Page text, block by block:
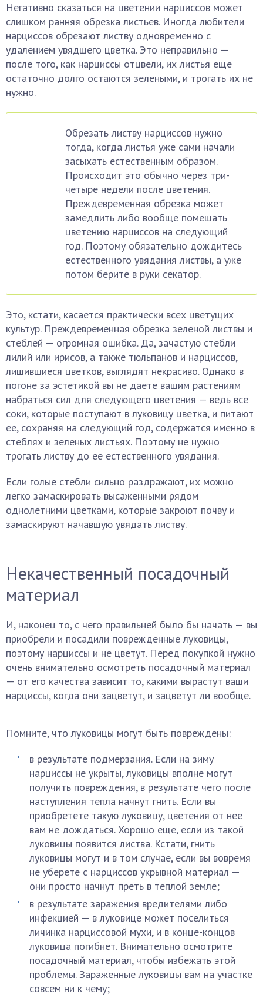
Негативно сказаться на цветении нарциссов может
слишком ранняя обрезка листьев. Иногда любители
нарциссов обрезают листву одновременно с
удалением увядшего цветка. Это неправильно —
после того, как нарциссы отцвели, их листья еще
остаточно долго остаются зелеными, и трогать их не
нужно.
Обрезать листву нарциссов нужно
тогда, когда листья уже сами начали
засыхать естественным образом.
Происходит это обычно через три-
четыре недели после цветения.
Преждевременная обрезка может
замедлить либо вообще помешать
цветению нарциссов на следующий
год. Поэтому обязательно дождитесь
естественного увядания листвы, а уже
потом берите в руки секатор.
Это, кстати, касается практически всех цветущих
культур. Преждевременная обрезка зеленой листвы и
стеблей — огромная ошибка. Да, зачастую стебли
лилий или ирисов, а также тюльпанов и нарциссов,
лишившиеся цветков, выглядят некрасиво. Однако в
погоне за эстетикой вы не даете вашим растениям
набраться сил для следующего цветения — ведь все
соки, которые поступают в луковицу цветка, и питают
ее, сохраняя на следующий год, содержатся именно в
стеблях и зеленых листьях. Поэтому не нужно
трогать листву до ее естественного увядания.
Если голые стебли сильно раздражают, их можно
легко замаскировать высаженными рядом
однолетними цветками, которые закроют почву и
замаскируют начавшую увядать листву.
Некачественный посадочный
материал
И, наконец то, с чего правильней было бы начать — вы
приобрели и посадили поврежденные луковицы,
поэтому нарциссы и не цветут. Перед покупкой нужно
очень внимательно осмотреть посадочный материал
— от его качества зависит то, какими вырастут ваши
нарциссы, когда они зацветут, и зацветут ли вообще.
Помните, что луковицы могут быть повреждены:
в результате подмерзания. Если на зиму
нарциссы не укрыты, луковицы вполне могут
получить повреждения, в результате чего после
наступления тепла начнут гнить. Если вы
приобретете такую луковицу, цветения от нее
вам не дождаться. Хорошо еще, если из такой
луковицы появится листва. Кстати, гнить
луковицы могут и в том случае, если вы вовремя
не уберете с нарциссов укрывной материал —
они просто начнут преть в теплой земле;
в результате заражения вредителями либо
инфекцией — в луковице может поселиться
личинка нарциссовой мухи, и в конце-концов
луковица погибнет. Внимательно осмотрите
посадочный материал, чтобы избежать этой
проблемы. Зараженные луковицы вам на участке
совсем ни к чему;